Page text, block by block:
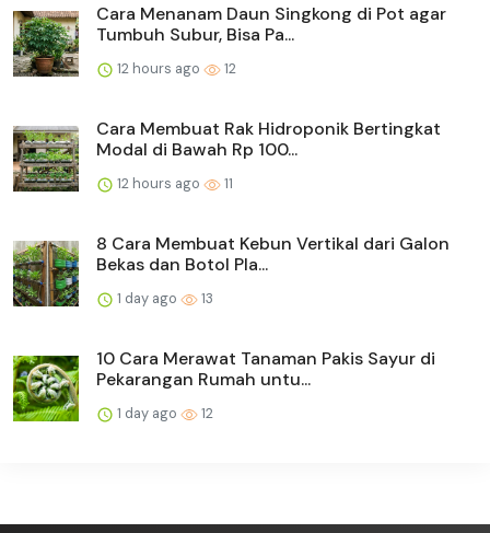
Cara Menanam Daun Singkong di Pot agar
Tumbuh Subur, Bisa Pa...
12 hours ago 12
Cara Membuat Rak Hidroponik Bertingkat
Modal di Bawah Rp 100...
12 hours ago 11
8 Cara Membuat Kebun Vertikal dari Galon
Bekas dan Botol Pla...
1 day ago 13
10 Cara Merawat Tanaman Pakis Sayur di
Pekarangan Rumah untu...
1 day ago 12